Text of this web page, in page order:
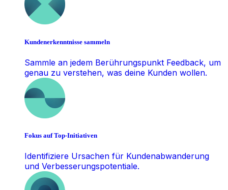
Kundenerkenntnisse sammeln
Sammle an jedem Berührungspunkt Feedback, um
genau zu verstehen, was deine Kunden wollen.
Fokus auf Top-Initiativen
Identifiziere Ursachen für Kundenabwanderung
und Verbesserungspotentiale.